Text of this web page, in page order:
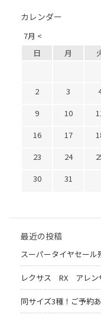
カレンダー
7月 <
日 月
2
3
9
10
16
17
23
24
30
31
最近の投稿
スーパータイヤセール
レクサス RX アレン
同サイズ3種！ご予約